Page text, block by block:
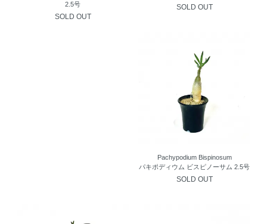
2.5号
SOLD OUT
SOLD OUT
Pachypodium Bispinosum
パキポディウム ビスピノーサム 2.5号
SOLD OUT